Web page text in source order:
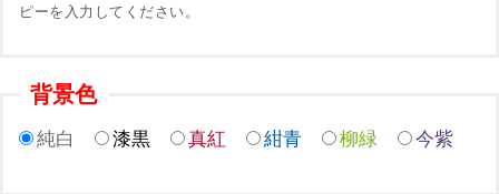
ピーを入力してください。
背景色
純白 漆黒 真紅 紺青 柳緑 今紫